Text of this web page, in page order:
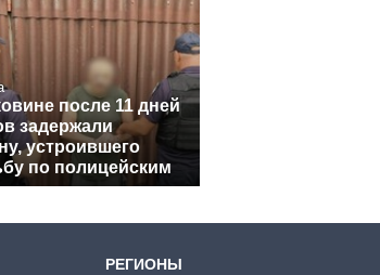
после 11 дней
задержали
устроившего
по полицейским
РЕГИОНЫ